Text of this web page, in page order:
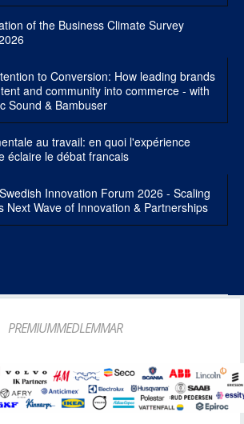
of the Business Climate Survey
to Conversion: How leading brands
and community into commerce - with
Sound & Bambuser
au travail: en quoi l'expérience
éclaire le débat francais
Innovation Forum 2026 - Scaling
Next Wave of Innovation & Partnerships
PREMIUMMEDLEMMAR